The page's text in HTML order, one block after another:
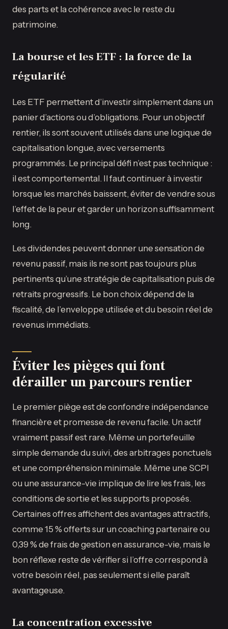
des parts et la cohérence avec le reste du
patrimoine.
La bourse et les ETF : la force de la
régularité
Les ETF permettent d’investir simplement dans un
panier d’actions ou d’obligations. Pour un objectif
rentier, ils sont souvent utilisés dans une logique de
capitalisation longue, avec versements
programmés. Le principal défi n’est pas technique :
il est comportemental. Il faut continuer à investir
lorsque les marchés baissent, éviter de vendre sous
l’effet de la peur et garder un horizon suffisamment
long.
Les dividendes peuvent donner une sensation de
revenu passif, mais ils ne sont pas toujours plus
pertinents qu’une stratégie de capitalisation puis de
retraits progressifs. Le bon choix dépend de la
fiscalité, de l’enveloppe utilisée et du besoin réel de
revenus immédiats.
Éviter les pièges qui font
dérailler un parcours rentier
Le premier piège est de confondre indépendance
financière et promesse de revenu facile. Un actif
vraiment passif est rare. Même un portefeuille
simple demande du suivi, des arbitrages ponctuels
et une compréhension minimale. Même une SCPI
ou une assurance-vie implique de lire les frais, les
conditions de sortie et les supports proposés.
Certaines offres affichent des avantages attractifs,
comme 15 % offerts sur un coaching partenaire ou
0,39 % de frais de gestion en assurance-vie, mais le
bon réflexe reste de vérifier si l’offre correspond à
votre besoin réel, pas seulement si elle paraît
avantageuse.
La concentration excessive